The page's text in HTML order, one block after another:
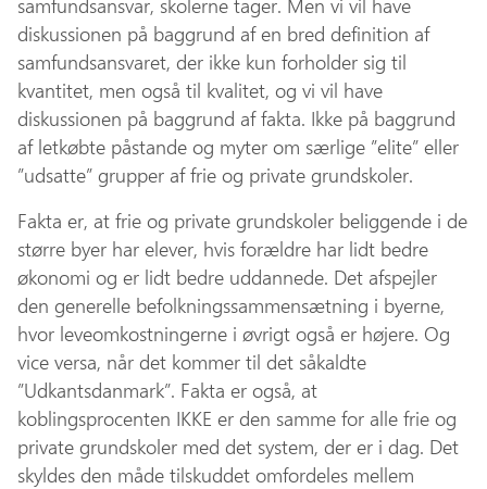
samfundsansvar, skolerne tager. Men vi vil have
diskussionen på baggrund af en bred definition af
samfundsansvaret, der ikke kun forholder sig til
kvantitet, men også til kvalitet, og vi vil have
diskussionen på baggrund af fakta. Ikke på baggrund
af letkøbte påstande og myter om særlige ”elite” eller
”udsatte” grupper af frie og private grundskoler.
Fakta er, at frie og private grundskoler beliggende i de
større byer har elever, hvis forældre har lidt bedre
økonomi og er lidt bedre uddannede. Det afspejler
den generelle befolkningssammensætning i byerne,
hvor leveomkostningerne i øvrigt også er højere. Og
vice versa, når det kommer til det såkaldte
”Udkantsdanmark”. Fakta er også, at
koblingsprocenten IKKE er den samme for alle frie og
private grundskoler med det system, der er i dag. Det
skyldes den måde tilskuddet omfordeles mellem